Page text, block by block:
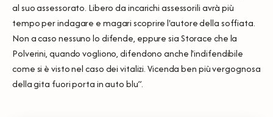
al suo assessorato. Libero da incarichi assessorili avrà più
tempo per indagare e magari scoprire l'autore della soffiata.
Non a caso nessuno lo difende, eppure sia Storace che la
Polverini, quando vogliono, difendono anche l'indifendibile
come si è visto nel caso dei vitalizi. Vicenda ben più vergognosa
della gita fuori porta in auto blu”.